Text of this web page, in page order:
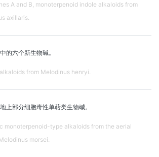
A and B, monoterpenoid indole alkaloids from
axillaris.
的六个新生物碱。
from Melodinus henryi.
上部分细胞毒性单萜类生物碱。
monoterpenoid-type alkaloids from the aerial
morsei.